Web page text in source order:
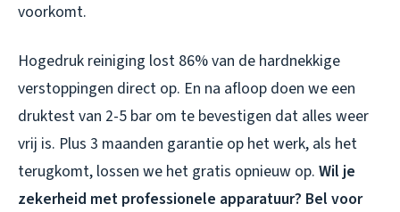
voorkomt.
Hogedruk reiniging lost 86% van de hardnekkige
verstoppingen direct op. En na afloop doen we een
druktest van 2-5 bar om te bevestigen dat alles weer
vrij is. Plus 3 maanden garantie op het werk, als het
terugkomt, lossen we het gratis opnieuw op. Wil je
zekerheid met professionele apparatuur? Bel voor